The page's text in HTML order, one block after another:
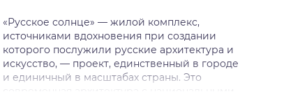
«Русское солнце» — жилой комплекс,
источниками вдохновения при создании
которого послужили русские архитектура и
искусство, — проект, единственный в городе
и единичный в масштабах страны. Это